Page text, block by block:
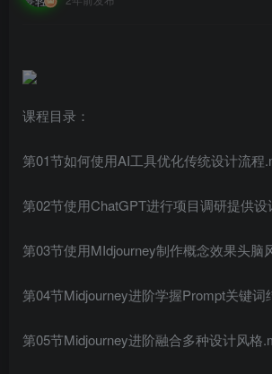
课程目录：
第01节如何使用AI工具优化传统设计流程
第02节使用ChatGPT进行项目调研提供
第03节使用MIdjourney制作概念效果头脑
第04节Midjourney进阶学握Prompt关键词
第05节Midjourney进阶融合多种设计风格